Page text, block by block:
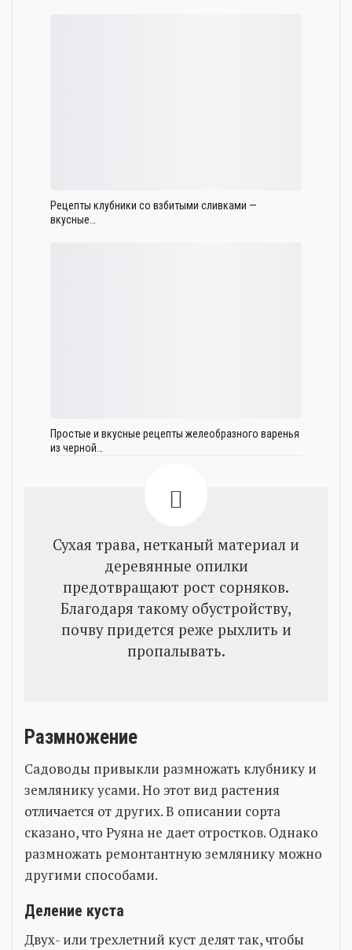
Рецепты клубники со взбитыми сливками —
вкусные…
Простые и вкусные рецепты желеобразного варенья
из черной…
Сухая трава, нетканый материал и
деревянные опилки
предотвращают рост сорняков.
Благодаря такому обустройству,
почву придется реже рыхлить и
пропалывать.
Размножение
Садоводы привыкли размножать клубнику и
землянику усами. Но этот вид растения
отличается от других. В описании сорта
сказано, что Руяна не дает отростков. Однако
размножать ремонтантную землянику можно
другими способами.
Деление куста
Двух- или трехлетний куст делят так, чтобы